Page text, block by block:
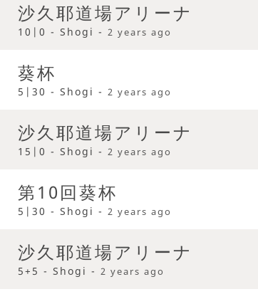
沙久耶道場アリーナ
10|0 - Shogi - 2 years ago
葵杯
5|30 - Shogi - 2 years ago
沙久耶道場アリーナ
15|0 - Shogi - 2 years ago
第10回葵杯
5|30 - Shogi - 2 years ago
沙久耶道場アリーナ
5+5 - Shogi - 2 years ago